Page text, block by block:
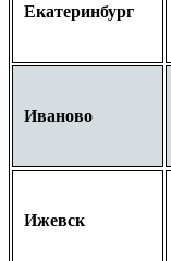
Екатеринбург
Иваново
Ижевск